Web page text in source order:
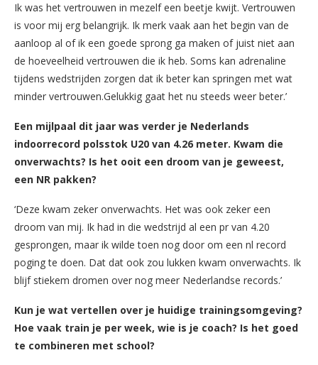
Ik was het vertrouwen in mezelf een beetje kwijt. Vertrouwen
is voor mij erg belangrijk. Ik merk vaak aan het begin van de
aanloop al of ik een goede sprong ga maken of juist niet aan
de hoeveelheid vertrouwen die ik heb. Soms kan adrenaline
tijdens wedstrijden zorgen dat ik beter kan springen met wat
minder vertrouwen.Gelukkig gaat het nu steeds weer beter.’
Een mijlpaal dit jaar was verder je Nederlands
indoorrecord polsstok U20 van 4.26 meter. Kwam die
onverwachts? Is het ooit een droom van je geweest,
een NR pakken?
‘Deze kwam zeker onverwachts. Het was ook zeker een
droom van mij. Ik had in die wedstrijd al een pr van 4.20
gesprongen, maar ik wilde toen nog door om een nl record
poging te doen. Dat dat ook zou lukken kwam onverwachts. Ik
blijf stiekem dromen over nog meer Nederlandse records.’
Kun je wat vertellen over je huidige trainingsomgeving?
Hoe vaak train je per week, wie is je coach? Is het goed
te combineren met school?